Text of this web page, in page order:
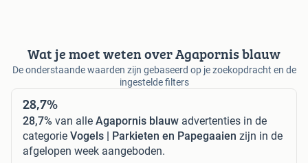
Wat je moet weten over Agapornis blauw
De onderstaande waarden zijn gebaseerd op je zoekopdracht en de
ingestelde filters
28,7%
28,7% van alle Agapornis blauw advertenties in de
categorie Vogels | Parkieten en Papegaaien zijn in de
afgelopen week aangeboden.